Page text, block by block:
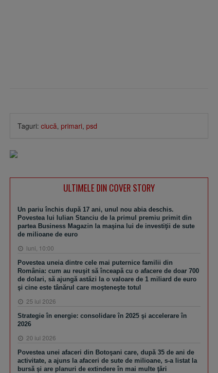
Taguri: ciucă, primari, psd
ULTIMELE DIN COVER STORY
Un pariu închis după 17 ani, unul nou abia deschis.
Povestea lui Iulian Stanciu de la primul premiu primit din
partea Business Magazin la maşina lui de investiţii de sute
de milioane de euro
luni, 10:00
Povestea uneia dintre cele mai puternice familii din
România: cum au reuşit să înceapă cu o afacere de doar 700
de dolari, să ajungă astăzi la o valoare de 1 miliard de euro
şi cine este tânărul care moşteneşte totul
25 iul 2026
Strategie în energie: consolidare în 2025 şi accelerare în
2026
20 iul 2026
Povestea unei afaceri din Botoşani care, după 35 de ani de
activitate, a ajuns la afaceri de sute de milioane, s-a listat la
bursă şi are planuri de extindere în mai multe ţări